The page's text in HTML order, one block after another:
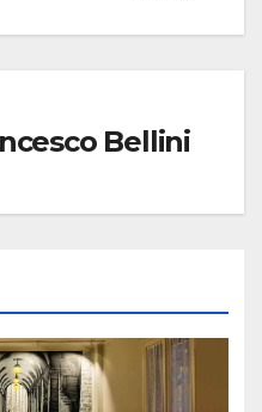
Bellini